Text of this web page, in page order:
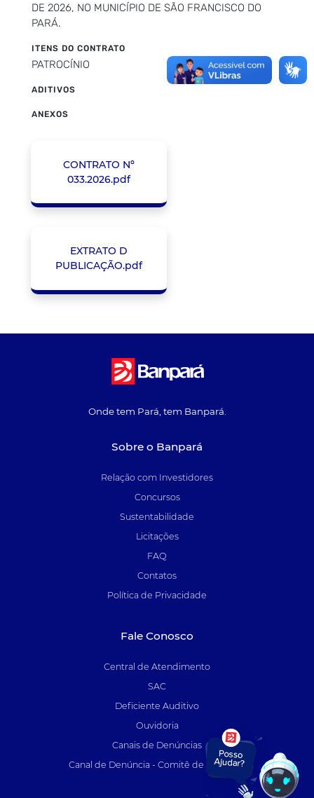
DE 2026, NO MUNICÍPIO DE SÃO FRANCISCO DO
PARÁ.
ITENS DO CONTRATO
PATROCÍNIO
ADITIVOS
ANEXOS
CONTRATO Nº
033.2026.pdf
EXTRATO D
PUBLICAÇÃO.pdf
Onde tem Pará, tem Banpará.
Sobre o Banpará
Relação com Investidores
Concursos
Sustentabilidade
Licitações
FAQ
Contatos
Política de Privacidade
Fale Conosco
Central de Atendimento
SAC
Deficiente Auditivo
Ouvidoria
Canais de Denúncias
Canal de Denúncia - Comitê de Auditoria